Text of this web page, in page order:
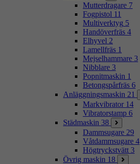
Mutterdragare 7
Fogpistol 11
Multiverktyg 5
Handöverfräs 4
Elhyvel 2
Lamellfräs 1
Mejselhammare 3
Nibblare 3
Popnitmaskin 1
Betongspårfräs 6
Anläggningsmaskin 21
Markvibrator 14
Vibratorstamp 6
Städmaskin 38
Dammsugare 29
Våtdammsugare 4
Högtryckstvätt 3
Övrig maskin 18